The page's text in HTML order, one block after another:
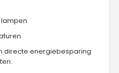
lampen
directe energiebesparing